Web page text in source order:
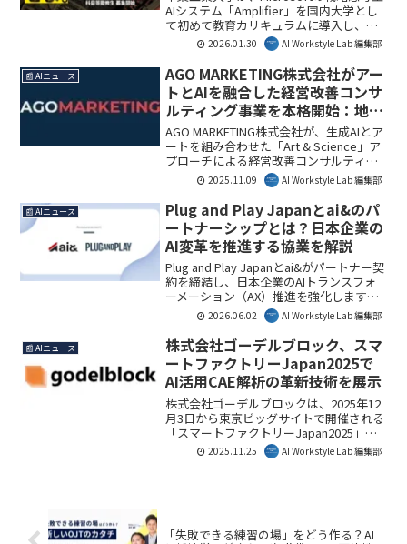
AIシステム「Amplifier」を国内大学とし
て初めて教育カリキュラムに導入し、
2026年4月より「web3/AI概論」第4期を
開講します。AIエージェントとの協働を
通じた次世代人材育成は、今後のAI活用
における「思考の拡張」を加速させる重
要な一歩となるでしょう。AI Workstyle
Lab編集部としては、この取り組みが日本
のAI教育に新たな基準を打ち立てると見
ています。
2026.01.30 AI Workstyle Lab 編集部
📰 AIニュース
AGO MARKETING株式会社がアー
トとAIを融合した経営改善コンサ
ルティング事業を本格開始：地方
創生と業務効率化を加速
AGO MARKETING株式会社が、生成AIとア
ートを組み合わせた「Art & Science」ア
プローチによる経営改善コンサルティン
グ事業を本格的に展開します。この革新
的な手法で企業の売上向上とコスト削減
を同時に実現し、特に地方の中小企業や
自治体のDX推進を支援することで、持続
可能な地方創生を目指します。
2025.11.09 AI Workstyle Lab 編集部
📰 AIニュース
Plug and Play Japanとai&のパ
ートナーシップとは？日本企業の
AI変革を推進する協業を解説
Plug and Play Japanとai&がパートナー契
約を締結し、日本企業のAIトランスフォ
ーメーション（AX）推進を強化します。
これにより、大規模なAIインフラとグロ
ーバルネットワークが活用され、日本発
のAIイノベーション創出が加速されるで
しょう。ビジネスパーソンにとって、最
先端のAI活用機会が広がる重要な動きで
す。
2026.06.02 AI Workstyle Lab 編集部
📰 AIニュース
株式会社ゴーデルブロック、スマ
ートファクトリーJapan2025で
AI活用CAE解析の革新技術を展示
株式会社ゴーデルブロックは、2025年12
月3日から東京ビッグサイトで開催される
「スマートファクトリーJapan2025」に
出展します。同社は、AIを活用した高
速・低コスト・高精度なCAE解析技術を
す。
2025.11.25 AI Workstyle Lab 編集部
「失敗できる練習の場」をどう作る？AI